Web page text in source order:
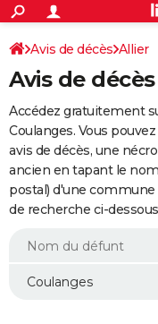
ACTUALITÉS
Politique
Société
Faits Divers
Education
Monde
Villes
+
SPORT
Coupe du monde 2026
Football
Tennis
Cyclisme
Rugby
Forum
Programme TV
TNT
Streaming
Cinéma
Sorties cinéma
Musique
+
FINANCE
Retraite
Impôts
Epargne
Immobilier
Risques naturels par ville
Banque
Assurance
Crédit
AUTO
Essais
Réserver un essai
Citadines
Berlines
SUV
Forum auto
+
HIGH-TECH
BRICOLAGE
WEEK-END
Avis de décès Allier
Avis de
Accédez gratuitement
Coulanges. Vous
avis de décès, une
ancien en tapant le
postal) d'une
de recherche ci-